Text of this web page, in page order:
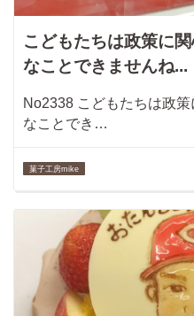
こどもたちは政策に
なことできませんね...
No2338 こどもたちは政
なことでき…
菓子工房mike